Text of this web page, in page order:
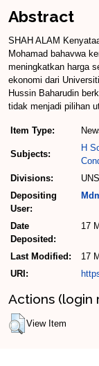
Abstract
SHAH ALAM
Mohamad bahavwa
meningkatkan harga
ekonomi dari
Hussin Baharudin
tidak menjadi pilihan
Item Type:
Subjects:
H
Divisions:
Depositing
User:
Date
Deposited:
17
Last Modified:
17
URI:
Actions (login
View Item